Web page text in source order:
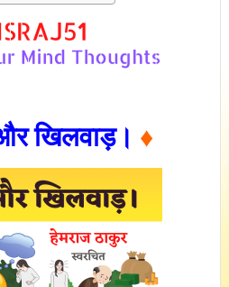
खिलवाड़। ♦